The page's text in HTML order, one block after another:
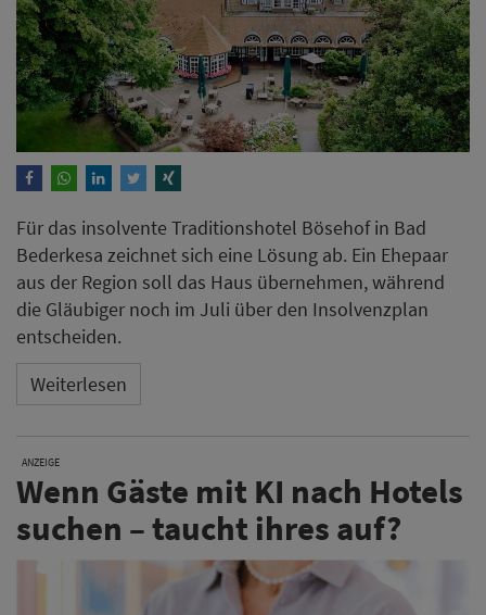
Für das insolvente Traditionshotel Bösehof in Bad
Bederkesa zeichnet sich eine Lösung ab. Ein Ehepaar
aus der Region soll das Haus übernehmen, während
die Gläubiger noch im Juli über den Insolvenzplan
entscheiden.
Weiterlesen
ANZEIGE
Wenn Gäste mit KI nach Hotels
suchen – taucht ihres auf?